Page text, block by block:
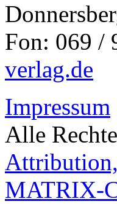
Fon: 069 /
verlag.de
Impressum
Alle
MATRIX-